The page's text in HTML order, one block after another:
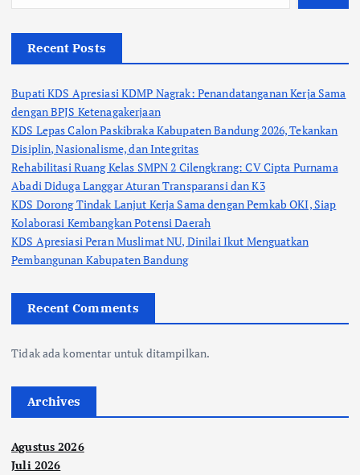
Recent Posts
Bupati KDS Apresiasi KDMP Nagrak: Penandatanganan Kerja Sama
dengan BPJS Ketenagakerjaan
KDS Lepas Calon Paskibraka Kabupaten Bandung 2026, Tekankan
Disiplin, Nasionalisme, dan Integritas
Rehabilitasi Ruang Kelas SMPN 2 Cilengkrang: CV Cipta Purnama
Abadi Diduga Langgar Aturan Transparansi dan K3
KDS Dorong Tindak Lanjut Kerja Sama dengan Pemkab OKI, Siap
Kolaborasi Kembangkan Potensi Daerah
KDS Apresiasi Peran Muslimat NU, Dinilai Ikut Menguatkan
Pembangunan Kabupaten Bandung
Recent Comments
Tidak ada komentar untuk ditampilkan.
Archives
Agustus 2026
Juli 2026